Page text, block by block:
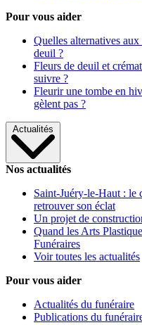
Pour vous aider
Quelles alternatives
deuil ?
Fleurs de deuil et
suivre ?
Fleurir une tombe en
gèlent pas ?
Actualités
Nos actualités
Saint-Juéry-le-Haut : le
retrouver son éclat
Un projet de
Quand les Arts
Funéraires
Voir toutes les actualités
Pour vous aider
Actualités du funéraire
Publications du